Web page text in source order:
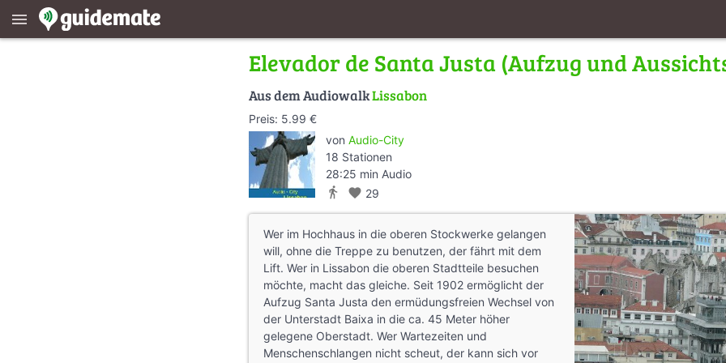
menu
Elevador de Santa Justa (Aufzug und
Aus dem AudiowalkLissabon
Preis: 5.99 €
von Audio-City
18 Stationen
28:25 min Audio
directions_walk favorite 29
Wer im Hochhaus in die oberen Stockwerke gelangen
will, ohne die Treppe zu benutzen, der fährt mit dem
Lift. Wer in Lissabon die oberen Stadtteile besuchen
möchte, macht das gleiche. Seit 1902 ermöglicht der
Aufzug Santa Justa den ermüdungsfreien Wechsel von
der Unterstadt Baixa in die ca. 45 Meter höher
gelegene Oberstadt. Wer Wartezeiten und
Menschenschlangen nicht scheut, der kann sich vor